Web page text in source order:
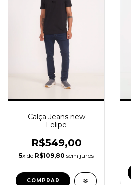
Calça Jeans new
Felipe
R$549,00
5x de R$109,80 sem juros
COMPRAR